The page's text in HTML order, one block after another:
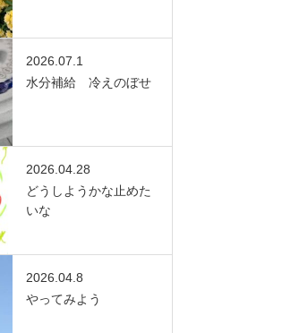
2026.07.1
水分補給 冷えのぼせ
2026.04.28
どうしようかな止めた
いな
2026.04.8
やってみよう